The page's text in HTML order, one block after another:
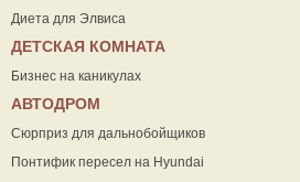
Диета для Элвиса
ДЕТСКАЯ КОМНАТА
Бизнес на каникулах
АВТОДРОМ
Сюрприз для дальнобойщиков
Понтифик пересел на Hyundai